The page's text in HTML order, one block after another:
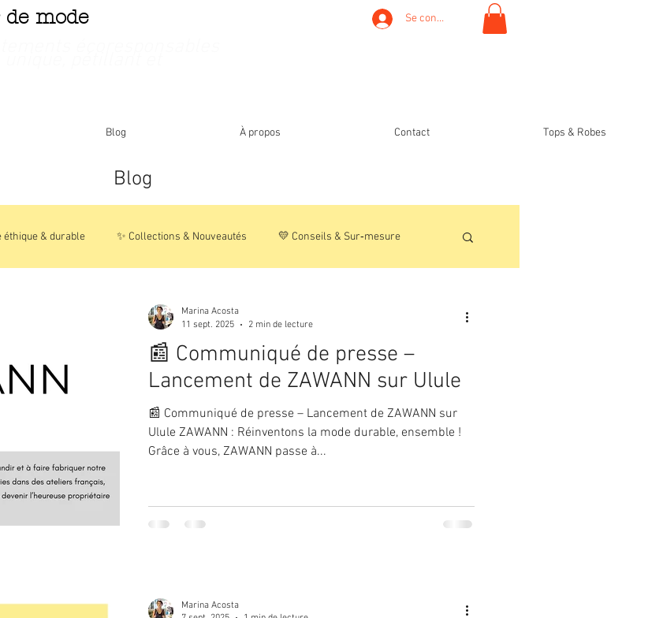
mode
Se connecter
Blog À propos Contact Tops & Robes
Blog
éthique & durable ✨ Collections & Nouveautés 💛 Conseils & Sur‑mesure
📰 Communiqué de presse –
Lancement de ZAWANN sur Ulule
📰 Communiqué de presse – Lancement de ZAWANN sur
Ulule ZAWANN : Réinventons la mode durable, ensemble !
Grâce à vous, ZAWANN passe à...
Marina Acosta
11 sept. 2025
2 min de lecture
Marina Acosta